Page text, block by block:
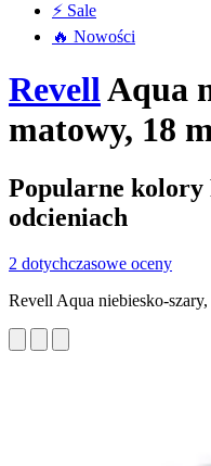
⚡ Sale
🔥 Nowości
RevellAqua
matowy, 18
Popularne kolory
odcieniach
2 dotychczasowe oceny
Revell Aqua niebiesko-